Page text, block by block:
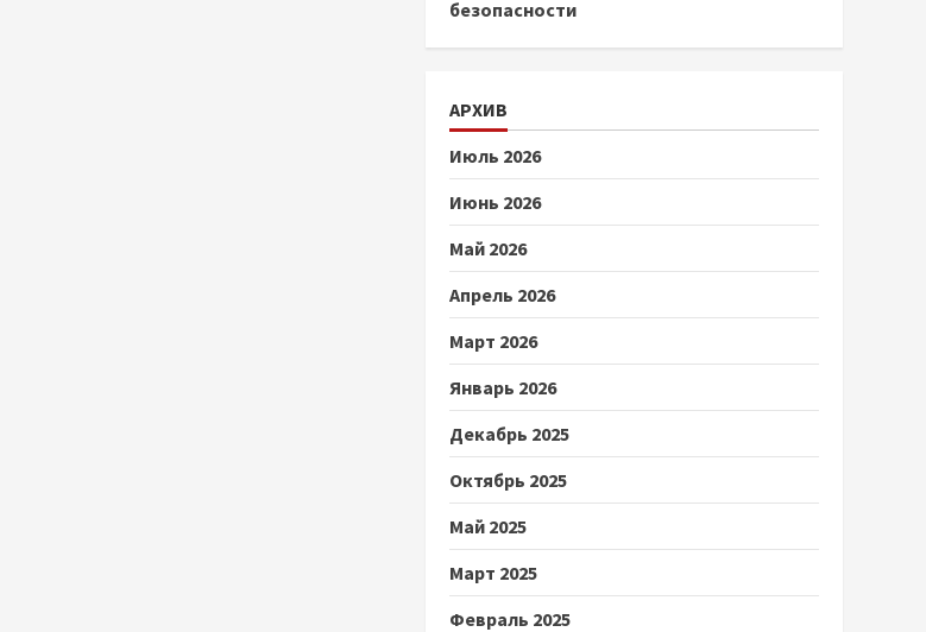
безопасности
АРХИВ
Июль 2026
Июнь 2026
Май 2026
Апрель 2026
Март 2026
Январь 2026
Декабрь 2025
Октябрь 2025
Май 2025
Март 2025
Февраль 2025